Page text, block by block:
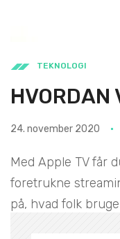
TEKNOLOGI
HVORDAN
24. november 2020
Med Apple TV får
foretrukne
på, hvad folk